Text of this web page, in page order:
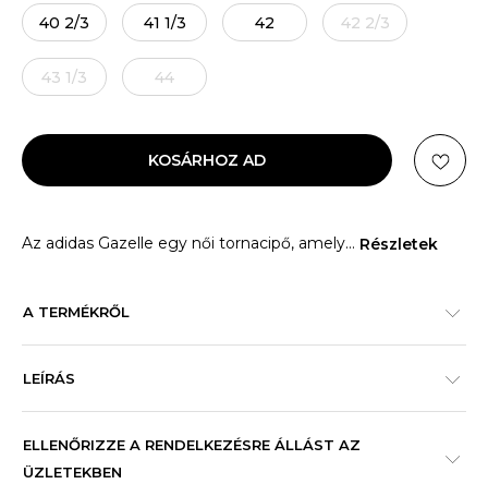
40 2/3 41 1/3 42 42 2/3
43 1/3 44
KOSÁRHOZ AD
Az adidas Gazelle egy női tornacipő, amely... Részletek
A TERMÉKRŐL
LEÍRÁS
ELLENŐRIZZE A RENDELKEZÉSRE ÁLLÁST AZ
ÜZLETEKBEN